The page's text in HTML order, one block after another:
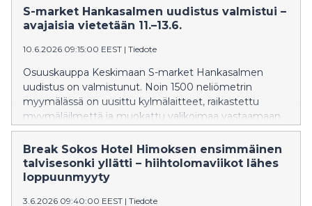
sujuvampaa kaikissa sääolosuhteissa. Samalla
noutokapasiteetti kasvaa ja myös Prisma.fi:n
S-market Hankasalmen uudistus valmistui –
avajaisia vietetään 11.–13.6.
10.6.2026 09:15:00 EEST | Tiedote
Osuuskauppa Keskimaan S-market Hankasalmen
uudistus on valmistunut. Noin 1500 neliömetrin
myymälässä on uusittu kylmälaitteet, raikastettu
myymäläilmettä ja muokattu valikoimaa vastaamaan
entistä paremmin asiakkaiden tarpeisiin. Uudistuneen
myymälän avajaisia vietetään torstaina 11.6.
kakkukahvien ja avajaistarjousten merkeissä.
Break Sokos Hotel Himoksen ensimmäinen
talvisesonki yllätti – hiihtolomaviikot lähes
loppuunmyyty
3.6.2026 09:40:00 EEST | Tiedote